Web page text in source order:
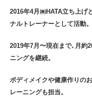
2016年4月㈱HATA立ち上げ
ナルトレーナーとして活動。
2019年7月〜現在まで､月約
ニングを継続。
ボディメイクや健康作りの
レーニングも担当。